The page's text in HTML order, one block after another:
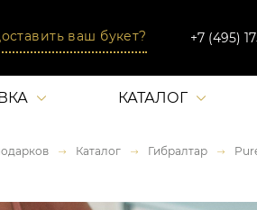
ваш букет? +7 (495)
КАТАЛОГ
Каталог Гибралтар